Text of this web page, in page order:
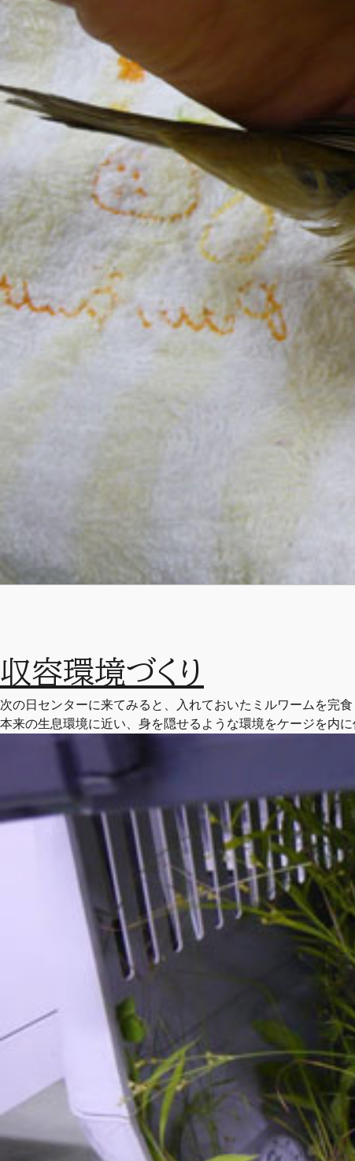
収容環境づくり
次の日センターに来てみると、入れておいたミルワームを完
本来の生息環境に近い、身を隠せるような環境をケージを内に